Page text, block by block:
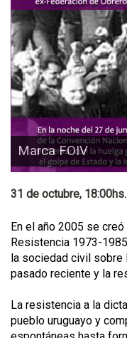
Marca FOIV
31 de octubre, 18:00hs.
En el año 2005 se
Resistencia 1973-
la sociedad civil sobre
pasado reciente y la
La resistencia a la
pueblo uruguayo y